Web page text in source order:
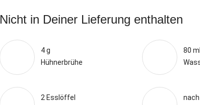
Nicht in Deiner Lieferung enthalten
4 g
Hühnerbrühe
80 ml
2 Esslöffel